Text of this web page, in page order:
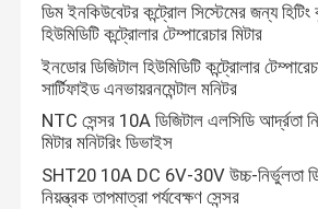
পাওয়ার সাপ্লাই মডিউল
ব্লুটুথ অডিও মডিউল
বিএমএস ব্যাটারি সুরক্ষা বোর্ড
ডিম ইনকিউবেটর কন্ট্রোল সিস্টেমের জন্য হিটিং
হিউমিডিটি কন্ট্রোলার টেম্পারেচার মিটার
ইনডোর ডিজিটাল হিউমিডিটি কন্ট্রোলার
সার্টিফাইড এনভায়রনমেন্টাল মনিটর
NTC সেন্সর 10A ডিজিটাল এলসিডি আর্দ্রতা
মিটার মনিটরিং ডিভাইস
SHT20 10A DC 6V-30V উচ্চ-নির্ভুলতা
নিয়ন্ত্রক তাপমাত্রা পর্যবেক্ষণ সেন্সর